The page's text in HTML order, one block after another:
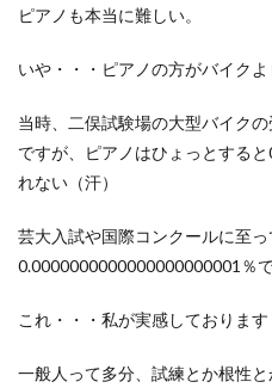
ピアノも本当に難しい。
いや・・・ピアノの方がバイクよ
当時、二俣試験場の大型バイク
ですが、ピアノはひょっとする
れない（汗）
芸大入試や国際コンクールに至っ
0.0000000000000000000001％で
これ・・・私が実感しております
一般人って多分、試練とか根性